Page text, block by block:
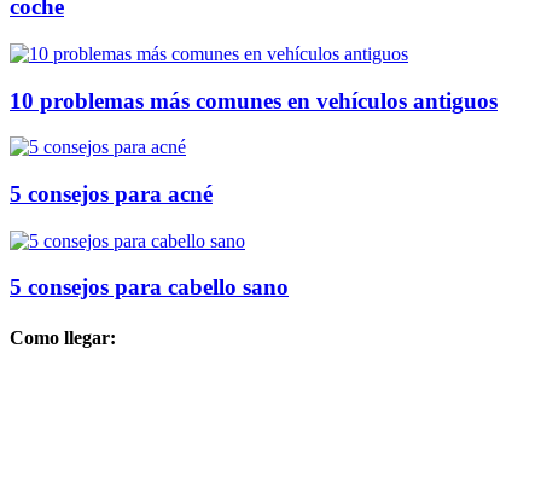
coche
10 problemas más comunes en vehículos antiguos
5 consejos para acné
5 consejos para cabello sano
Como llegar: